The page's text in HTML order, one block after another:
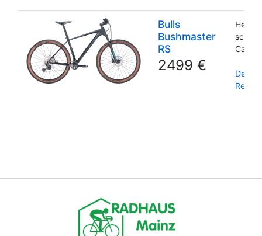
Bulls
Bushmaster
RS
2499 €